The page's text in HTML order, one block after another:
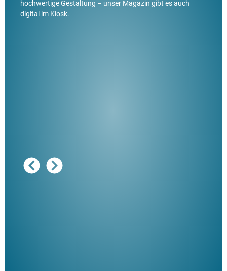
hochwertige Gestaltung – unser Magazin gibt es auch
digital im Kiosk.